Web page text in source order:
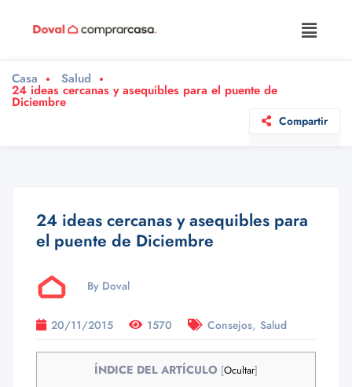
Casa Salud
24 ideas cercanas y asequibles para el puente de
Diciembre
Compartir
24 ideas cercanas y asequibles para
el puente de Diciembre
By Doval
20/11/2015 1570 Consejos, Salud
ÍNDICE DEL ARTÍCULO [Ocultar]